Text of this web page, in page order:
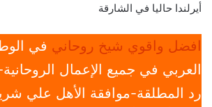
أيرلندا حاليا في الشارقة
افضل واقوي شيخ روحاني في
العربي في جميع الإعمال
رد المطلقة-موافقة الأهل علي